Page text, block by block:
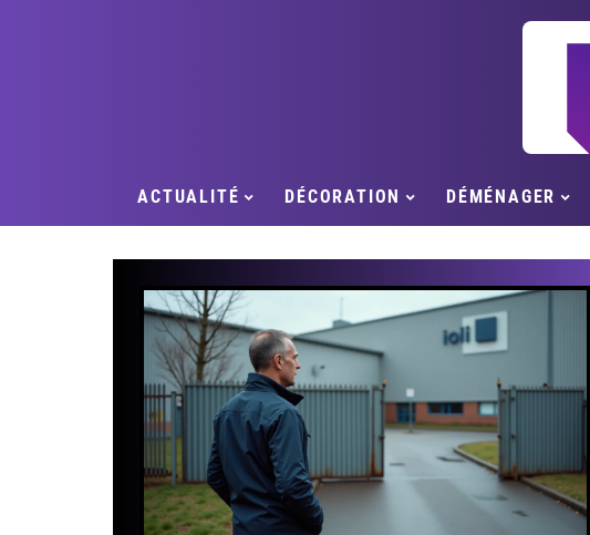
ACTUALITÉ DÉCORATION DÉMÉNAGER